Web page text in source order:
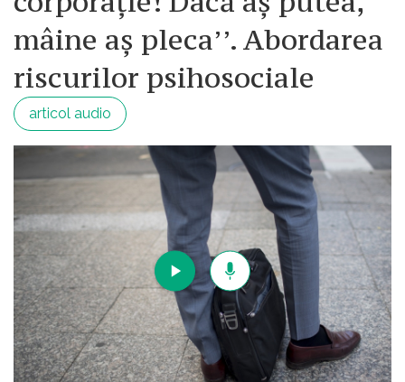
mâine aș pleca’’. Abordarea
riscurilor psihosociale
articol audio